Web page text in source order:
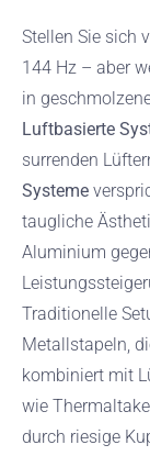
Stellen Sie sich
144 Hz – aber
in
Luftbasierte
surrenden
Systeme
taugliche
Aluminium
Traditionelle
Metallstapeln,
kombiniert mit
wie
durch riesige